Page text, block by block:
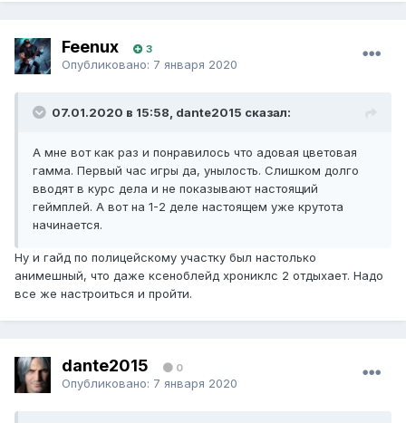
Feenux 3
Опубликовано: 7 января 2020
07.01.2020 в 15:58, dante2015 сказал:
А мне вот как раз и понравилось что адовая цветовая
гамма. Первый час игры да, унылость. Слишком долго
вводят в курс дела и не показывают настоящий
геймплей. А вот на 1-2 деле настоящем уже крутота
начинается.
Ну и гайд по полицейскому участку был настолько
анимешный, что даже ксеноблейд хрониклс 2 отдыхает. Надо
все же настроиться и пройти.
dante2015 0
Опубликовано: 7 января 2020